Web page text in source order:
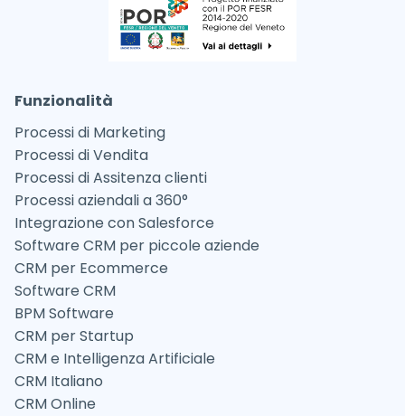
Funzionalità
Processi di Marketing
Processi di Vendita
Processi di Assitenza clienti
Processi aziendali a 360°
Integrazione con Salesforce
Software CRM per piccole aziende
CRM per Ecommerce
Software CRM
BPM Software
CRM per Startup
CRM e Intelligenza Artificiale
CRM Italiano
CRM Online